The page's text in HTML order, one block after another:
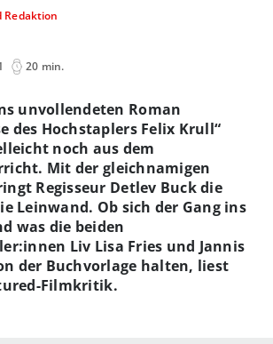
Redaktion
20 min.
unvollendeten Roman
des Hochstaplers Felix Krull“
noch aus dem
Mit der gleichnamigen
Regisseur Detlev Buck die
Leinwand. Ob sich der Gang ins
was die beiden
Liv Lisa Fries und Jannis
der Buchvorlage halten, liest
Filmkritik.